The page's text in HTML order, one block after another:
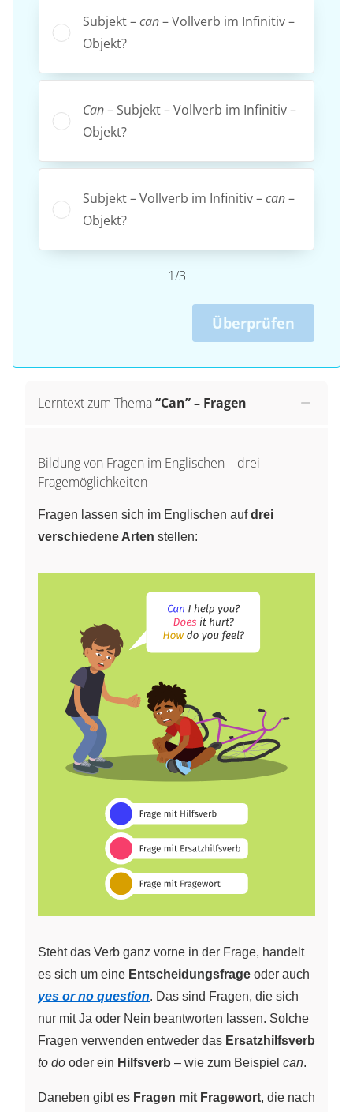
Subjekt –can– Vollverb im Infinitiv –
Objekt?
Can– Subjekt – Vollverb im Infinitiv –
Objekt?
Subjekt – Vollverb im Infinitiv –can–
Objekt?
1/3
Überprüfen
Lerntext zum Thema“Can” – Fragen
Bildung von Fragen im Englischen – drei
Fragemöglichkeiten
Fragen lassen sich im Englischen aufdrei
verschiedene Arten stellen:
Steht das Verb ganz vorne in der Frage, handelt
es sich um eine Entscheidungsfrage oder auch
yes or no question. Das sind Fragen, die sich
nur mit Ja oder Nein beantworten lassen. Solche
Fragen verwenden entweder das Ersatzhilfsverb
to do oder ein Hilfsverb – wie zum Beispiel can.
Daneben gibt es Fragen mit Fragewort, die nach